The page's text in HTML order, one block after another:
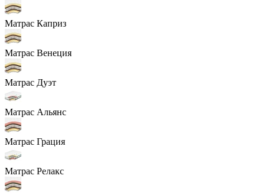
Матрас Каприз
Матрас Венеция
Матрас Дуэт
Матрас Альянс
Матрас Грация
Матрас Релакс